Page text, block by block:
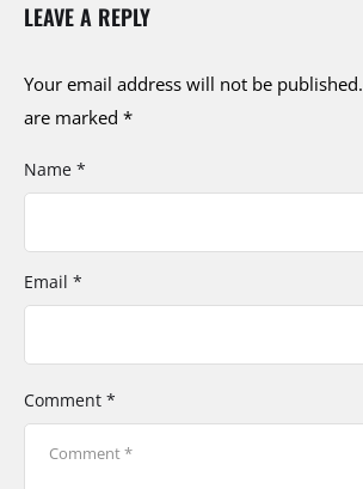
LEAVE A REPLY
Your email address will not be published.
are marked *
Comment *
Name *
Email *